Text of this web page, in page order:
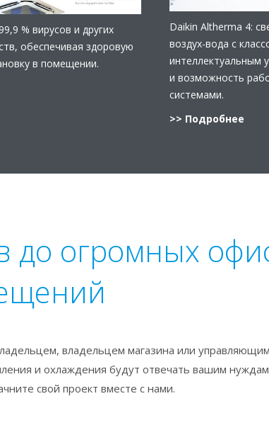
% вирусов и других
обеспечивая здоровую
в помещении.
Daikin Altherma 4:
воздух-вода с
интеллектуальным
и возможность
системами.
>> Подробнее
до огромных
владельцем магазина или управляющим
и охлаждения будут отвечать вашим
свой проект вместе с нами.